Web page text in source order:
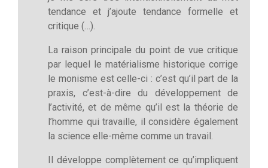
tendance et j’ajoute tendance formelle et
critique (…).
La raison principale du point de vue critique
par lequel le matérialisme historique corrige
le monisme est celle-ci : c’est qu’il part de la
praxis, c’est-à-dire du développement de
l’activité, et de même qu’il est la théorie de
l’homme qui travaille, il considère également
la science elle-même comme un travail.
Il développe complètement ce qu’impliquent